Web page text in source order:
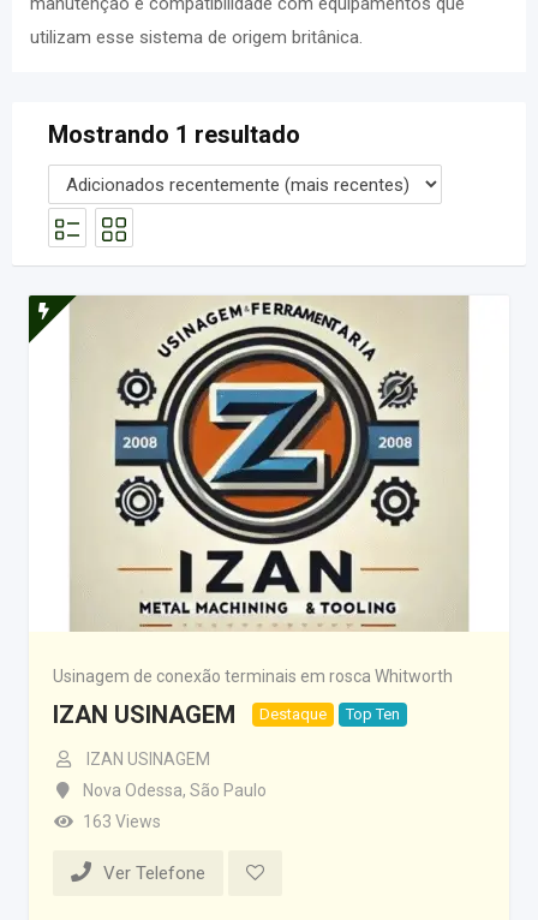
utilizam esse sistema de origem britânica.
Mostrando 1 resultado
Usinagem de conexão terminais em rosca Whitworth
IZAN USINAGEM Destaque Top Ten
IZAN USINAGEM
Nova Odessa, São Paulo
163 Views
Ver Telefone